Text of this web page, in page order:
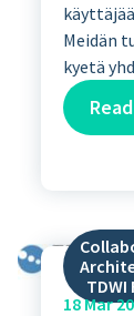
Meidän
kyetä
TDWI
18Mar